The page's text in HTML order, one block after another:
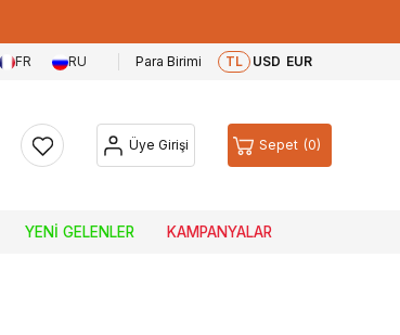
FR RU Para Birimi TL USD EUR
Üye Girişi Sepet 0
YENI GELENLER KAMPANYALAR